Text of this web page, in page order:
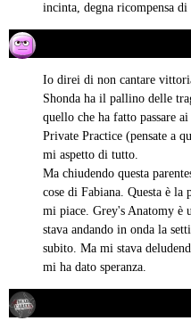
incinta, degna ricompensa
detto:
Io direi di non cantare
Shonda ha il pallino delle
quello che ha fatto passare
Private Practice (pensate a
mi aspetto di tutto.
Ma chiudendo questa
cose di Fabiana. Questa è la
mi piace. Grey's Anatomy è
stava andando in onda la
subito. Ma mi stava
mi ha dato speranza.